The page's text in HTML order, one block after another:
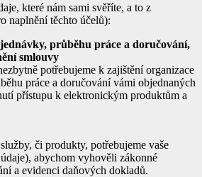
které nám sami svěříte, a to z
naplnění těchto účelů):
průběhu práce a doručování,
smlouvy
potřebujeme k zajištění organizace
práce a doručování vámi objednaných
přístupu k elektronickým produktům a
či produkty, potřebujeme vaše
abychom vyhověli zákonné
a evidenci daňových dokladů.